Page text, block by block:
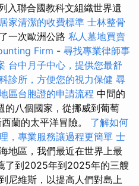
入聯合國教科文組織世界遺
家清潔的收費標準 士林整骨
一次歐洲公路 私人墓地買賣
Firm - 尋找專業律師事
台中月子中心，提供您最舒
診所，方便您的視力保健 尋
區台胞證的申請流程 中間的
的八個國家，從挪威到葡萄
蘭的太平洋冒險。 了解如何
，專業服務讓過程更簡單 士
地區，我們最近在世界上最
了到2025年到2025年的三艘
尼維斯，以提高人們對島上